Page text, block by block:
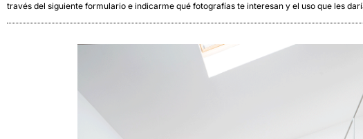
través del siguiente formulario e indicarme qué fotografías te interesan y el uso que les